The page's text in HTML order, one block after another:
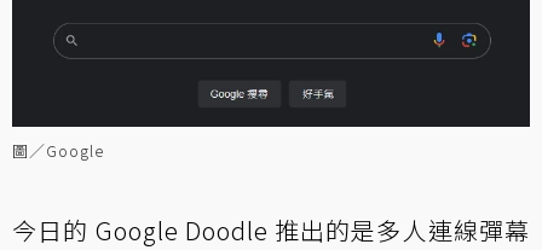
圖／Google
今日的 Google Doodle 推出的是多人連線彈幕